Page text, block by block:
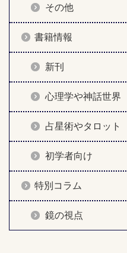
その他
書籍情報
新刊
心理学や神話世界
占星術やタロット
初学者向け
特別コラム
鏡の視点